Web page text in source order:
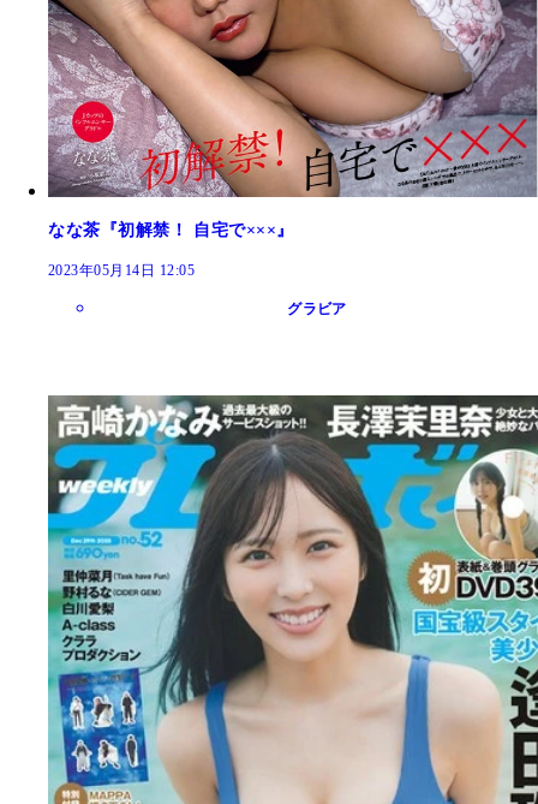
なな茶『初解禁！ 自宅で×××』
2023年05月14日 12:05
グラビア